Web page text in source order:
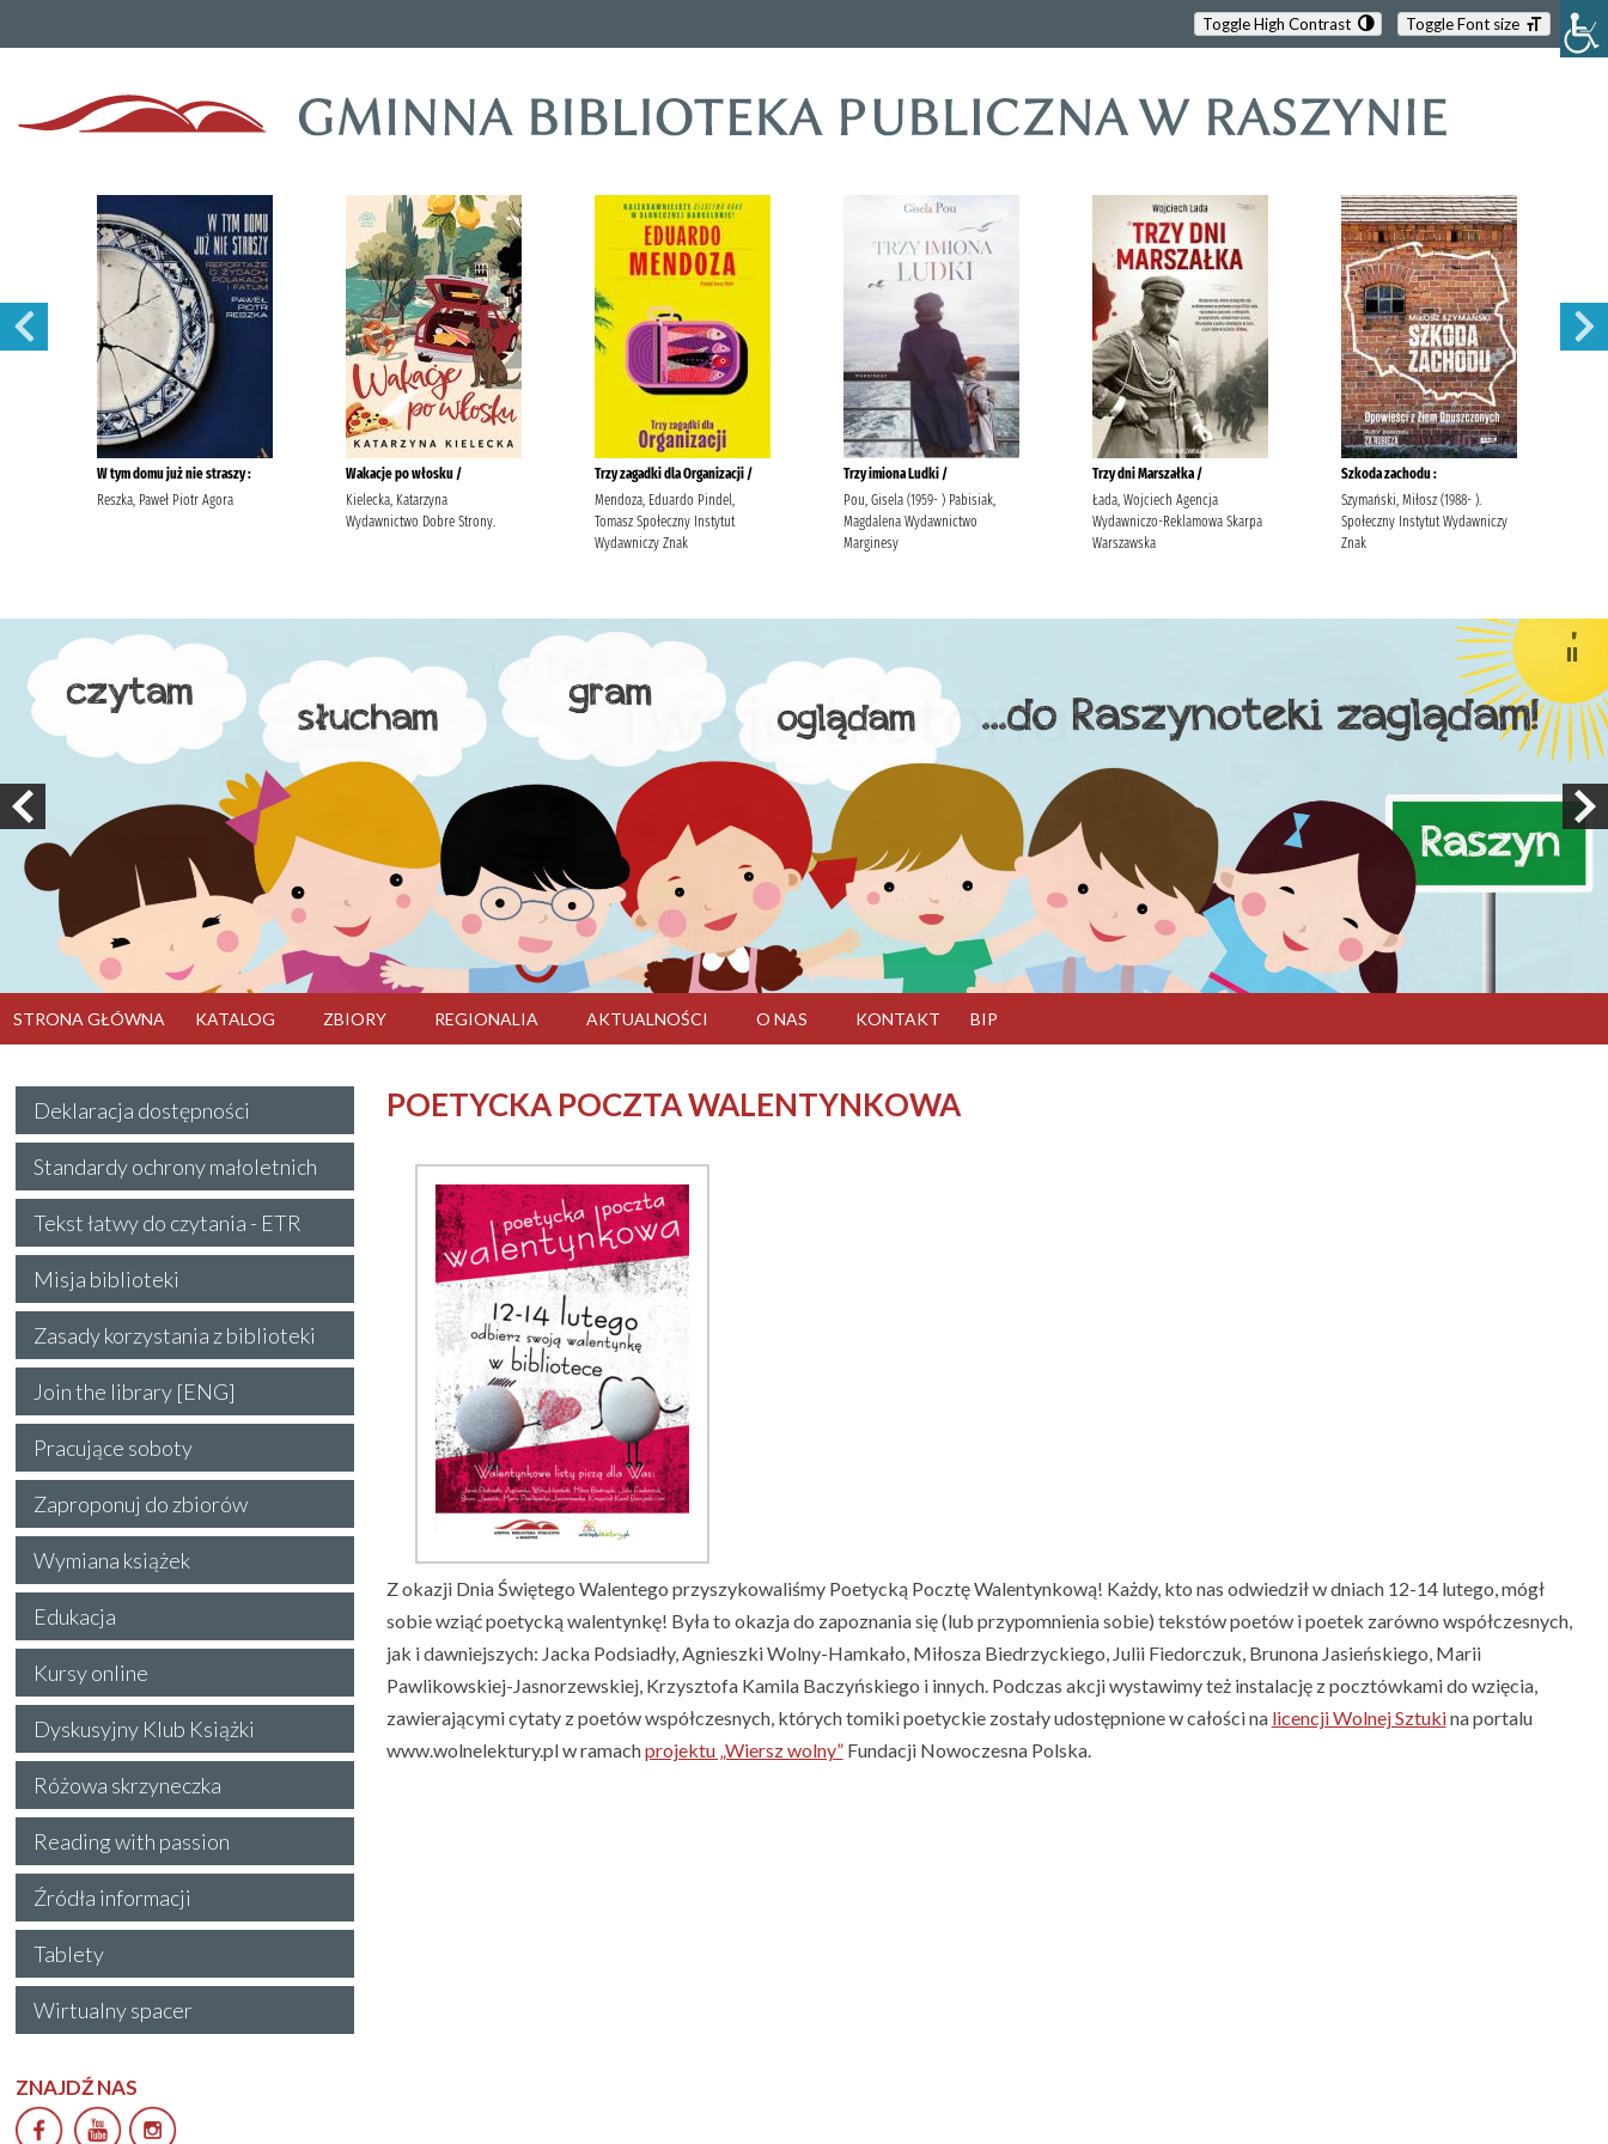
Toggle High Contrast Toggle Font size
STRONA GŁÓWNA KATALOG ZBIORY REGIONALIA AKTUALNOŚCI O NAS KONTAKT BIP
POETYCKA POCZTA WALENTYNKOWA
Z okazji Dnia Świętego Walentego przyszykowaliśmy Poetycką Pocztę Walentynkową! Każdy, kto nas odwiedził w dniach 12-14 lutego, mógł
sobie wziąć poetycką walentynkę! Była to okazja do zapoznania się (lub przypomnienia sobie) tekstów poetów i poetek zarówno współczesnych,
jak i dawniejszych: Jacka Podsiadły, Agnieszki Wolny-Hamkało, Miłosza Biedrzyckiego, Julii Fiedorczuk, Brunona Jasieńskiego, Marii
Pawlikowskiej-Jasnorzewskiej, Krzysztofa Kamila Baczyńskiego i innych. Podczas akcji wystawimy też instalację z pocztówkami do wzięcia,
zawierającymi cytaty z poetów współczesnych, których tomiki poetyckie zostały udostępnione w całości na licencji Wolnej Sztukina portalu
www.wolnelektury.pl w ramachprojektu „Wiersz wolny”Fundacji Nowoczesna Polska.
Deklaracja dostępności
Standardy ochrony małoletnich
Tekst łatwy do czytania - ETR
Misja biblioteki
Zasady korzystania z biblioteki
Join the library [ENG]
Pracujące soboty
Zaproponuj do zbiorów
Wymiana książek
Edukacja
Kursy online
Dyskusyjny Klub Książki
Różowa skrzyneczka
Reading with passion
Źródła informacji
Tablety
Wirtualny spacer
ZNAJDŹ NAS